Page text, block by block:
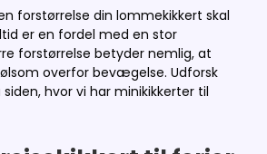
forstørrelse din lommekikkert skal
er en fordel med en stor
forstørrelse betyder nemlig, at
overfor bevægelse. Udforsk
hvor vi har minikikkerter til